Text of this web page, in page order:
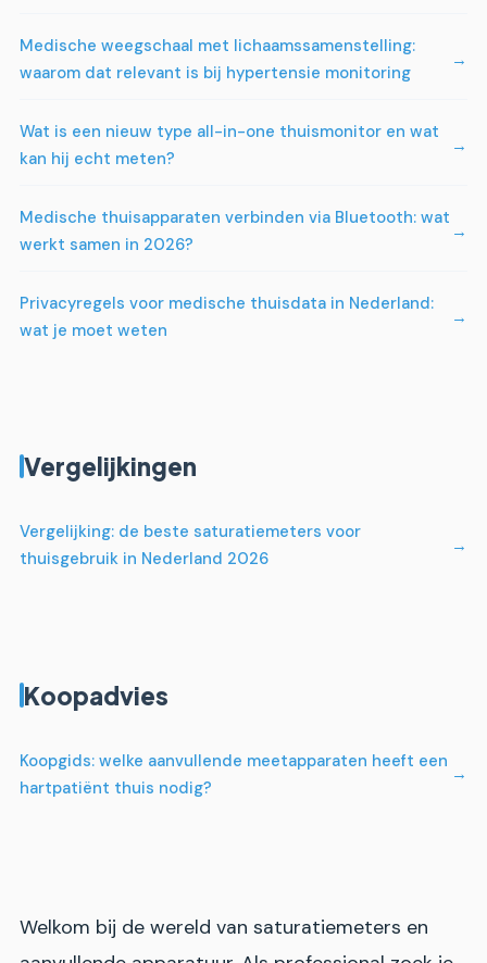
Medische weegschaal met lichaamssamenstelling:
waarom dat relevant is bij hypertensie monitoring
Wat is een nieuw type all-in-one thuismonitor en wat
kan hij echt meten?
Medische thuisapparaten verbinden via Bluetooth: wat
werkt samen in 2026?
Privacyregels voor medische thuisdata in Nederland:
wat je moet weten
Vergelijkingen
Vergelijking: de beste saturatiemeters voor
thuisgebruik in Nederland 2026
Koopadvies
Koopgids: welke aanvullende meetapparaten heeft een
hartpatiënt thuis nodig?
Welkom bij de wereld van saturatiemeters en